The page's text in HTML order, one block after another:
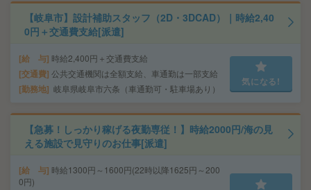
【岐阜市】設計補助スタッフ（2D・3DCAD）｜時給2,40
0円＋交通費支給[派遣]
給 与 時給2,400円＋交通費支給
交通費 公共交通機関は全額支給、車通勤は一部支給
勤務地 岐阜県岐阜市六条（車通勤可・駐車場あり）
気になる!
【急募！しっかり稼げる夜勤専従！】時給2000円/海の見
える施設で見守りのお仕事[派遣]
給 与 時給1300円～1600円(22時以降1625円～200
0円)